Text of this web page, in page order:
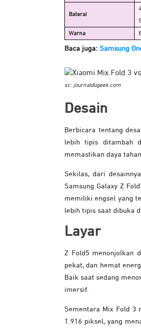
Baterai
Warna
Baca juga: Samsung
sc: journaldugeek.com
Desain
Berbicara tentang
lebih tipis ditambah
memastikan daya
Sekilas, dari
Samsung Galaxy Z
memiliki engsel yang
lebih tipis saat dibuka
Layar
Z Fold5 menonjolkan
pekat, dan hemat
Baik saat sedang
imersif.
Sementara Mix Fold 3
1.916 piksel, yang